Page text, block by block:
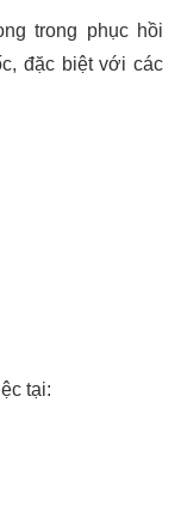
trong phục hồi
đặc biệt với các
tại: